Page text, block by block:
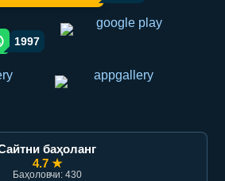
orqali ulashishorqali ulashish
1997
баҳоланг
4.7 ★
Баҳоловчи: 430